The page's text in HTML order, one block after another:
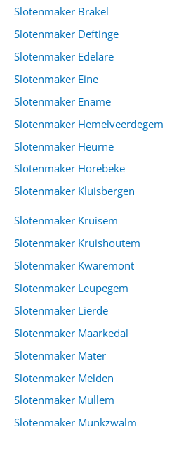
Slotenmaker Brakel
Slotenmaker Deftinge
Slotenmaker Edelare
Slotenmaker Eine
Slotenmaker Ename
Slotenmaker Hemelveerdegem
Slotenmaker Heurne
Slotenmaker Horebeke
Slotenmaker Kluisbergen
Slotenmaker Kruisem
Slotenmaker Kruishoutem
Slotenmaker Kwaremont
Slotenmaker Leupegem
Slotenmaker Lierde
Slotenmaker Maarkedal
Slotenmaker Mater
Slotenmaker Melden
Slotenmaker Mullem
Slotenmaker Munkzwalm